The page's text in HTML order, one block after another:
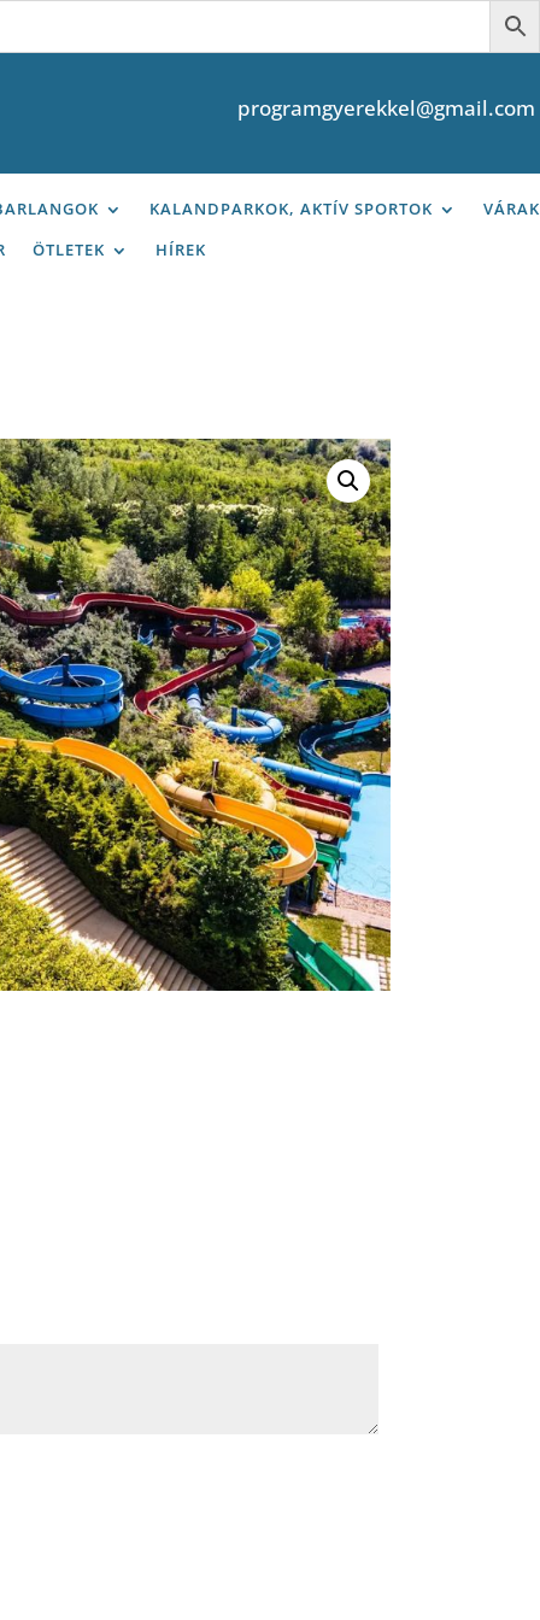
programgyerekkel@gmail.com
KALANDPARKOK, AKTÍV SPORTOK
VÁRAK
ÖTLETEK HÍREK